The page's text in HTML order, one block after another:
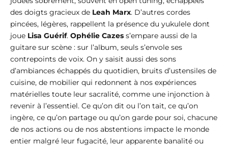
des doigts gracieux de Leah Marx. D’autres cordes
pincées, légères, rappellent la présence du yukulele dont
joue Lisa Guérif. Ophélie Cazes s’empare aussi de la
guitare sur scène : sur l’album, seuls s’envole ses
contrepoints de voix. On y saisit aussi des sons
d’ambiances échappés du quotidien, bruits d’ustensiles de
cuisine, de mobilier qui redonnent à nos expériences
matérielles toute leur sacralité, comme une injonction à
revenir à l’essentiel. Ce qu’on dit ou l’on tait, ce qu’on
ingère, ce qu’on partage ou qu’on garde pour soi, chacune
de nos actions ou de nos abstentions impacte le monde
entier malgré leur fugacité, leur apparente banalité ou